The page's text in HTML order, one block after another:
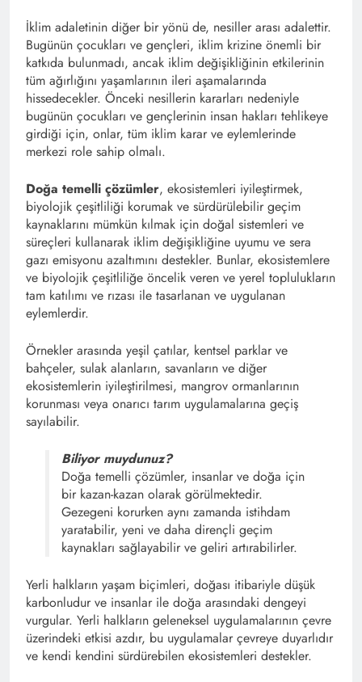
İklim adaletinin diğer bir yönü de, nesiller arası adalettir.
Bugünün çocukları ve gençleri, iklim krizine önemli bir
katkıda bulunmadı, ancak iklim değişikliğinin etkilerinin
tüm ağırlığını yaşamlarının ileri aşamalarında
hissedecekler. Önceki nesillerin kararları nedeniyle
bugünün çocukları ve gençlerinin insan hakları tehlikeye
girdiği için, onlar, tüm iklim karar ve eylemlerinde
merkezi role sahip olmalı.
Doğa temelli çözümler, ekosistemleri iyileştirmek,
biyolojik çeşitliliği korumak ve sürdürülebilir geçim
kaynaklarını mümkün kılmak için doğal sistemleri ve
süreçleri kullanarak iklim değişikliğine uyumu ve sera
gazı emisyonu azaltımını destekler. Bunlar, ekosistemlere
ve biyolojik çeşitliliğe öncelik veren ve yerel toplulukların
tam katılımı ve rızası ile tasarlanan ve uygulanan
eylemlerdir.
Örnekler arasında yeşil çatılar, kentsel parklar ve
bahçeler, sulak alanların, savanların ve diğer
ekosistemlerin iyileştirilmesi, mangrov ormanlarının
korunması veya onarıcı tarım uygulamalarına geçiş
sayılabilir.
Biliyor muydunuz?
Doğa temelli çözümler, insanlar ve doğa için
bir kazan-kazan olarak görülmektedir.
Gezegeni korurken aynı zamanda istihdam
yaratabilir, yeni ve daha dirençli geçim
kaynakları sağlayabilir ve geliri artırabilirler.
Yerli halkların yaşam biçimleri, doğası itibariyle düşük
karbonludur ve insanlar ile doğa arasındaki dengeyi
vurgular. Yerli halkların geleneksel uygulamalarının çevre
üzerindeki etkisi azdır, bu uygulamalar çevreye duyarlıdır
ve kendi kendini sürdürebilen ekosistemleri destekler.